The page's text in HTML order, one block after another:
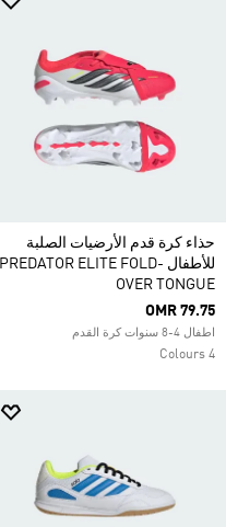
حذاء كرة قدم الأرضيات الصلبة
للأطفال PREDATOR ELITE FOLD-
OVER TONGUE
OMR 79.75
اطفال 4-8 سنوات كرة القدم
4 Colours